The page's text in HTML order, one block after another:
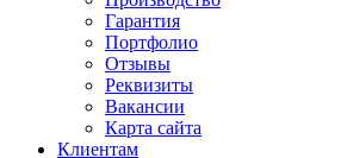
Гарантия
Портфолио
Отзывы
Реквизиты
Вакансии
Карта сайта
Клиентам